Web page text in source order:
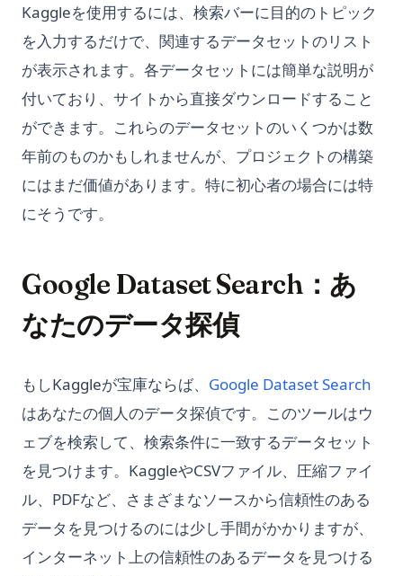
Kaggleを使用するには、検索バーに目的のトピック
を入力するだけで、関連するデータセットのリスト
が表示されます。各データセットには簡単な説明が
付いており、サイトから直接ダウンロードすること
ができます。これらのデータセットのいくつかは数
年前のものかもしれませんが、プロジェクトの構築
にはまだ価値があります。特に初心者の場合には特
にそうです。
Google Dataset Search：あ
なたのデータ探偵
もしKaggleが宝庫ならば、 Google Dataset Search
はあなたの個人のデータ探偵です。このツールはウ
ェブを検索して、検索条件に一致するデータセット
を見つけます。KaggleやCSVファイル、圧縮ファイ
ル、PDFなど、さまざまなソースから信頼性のある
データを見つけるのには少し手間がかかりますが、
インターネット上の信頼性のあるデータを見つける